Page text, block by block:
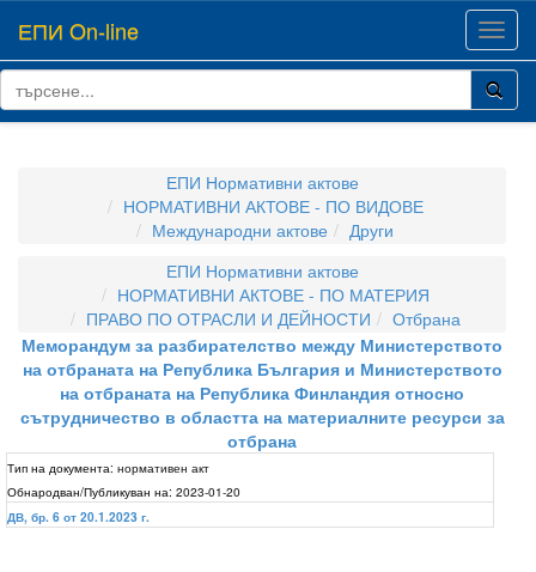
ЕПИ On-line
ЕПИ Нормативни актове
НОРМАТИВНИ АКТОВЕ - ПО ВИДОВЕ
Международни актове
Други
ЕПИ Нормативни актове
НОРМАТИВНИ АКТОВЕ - ПО МАТЕРИЯ
ПРАВО ПО ОТРАСЛИ И ДЕЙНОСТИ
Отбрана
Меморандум за разбирателство между Министерството
на отбраната на Република България и Министерството
на отбраната на Република Финландия относно
сътрудничество в областта на материалните ресурси за
отбрана
Тип на документа: нормативен акт
Обнародван/Публикуван на: 2023-01-20
ДВ, бр. 6 от 20.1.2023 г.